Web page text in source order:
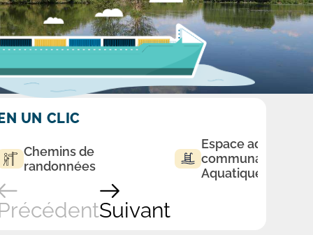
UN CLIC
Chemins de
randonnées
Espace
communautaire
Aquatique
Suivant